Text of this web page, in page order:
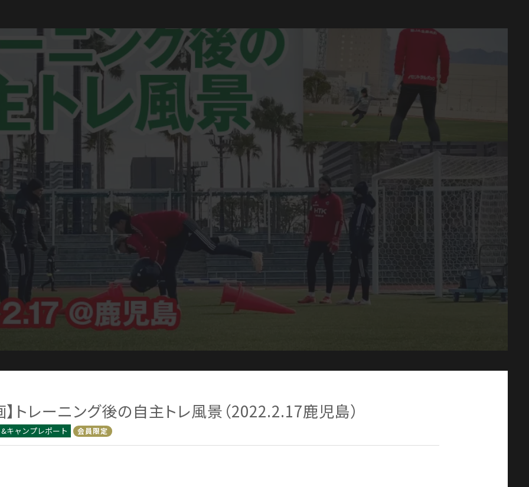
】トレーニング後の自主トレ風景（2022.2.17鹿児島）
キャンプレポート 会員限定